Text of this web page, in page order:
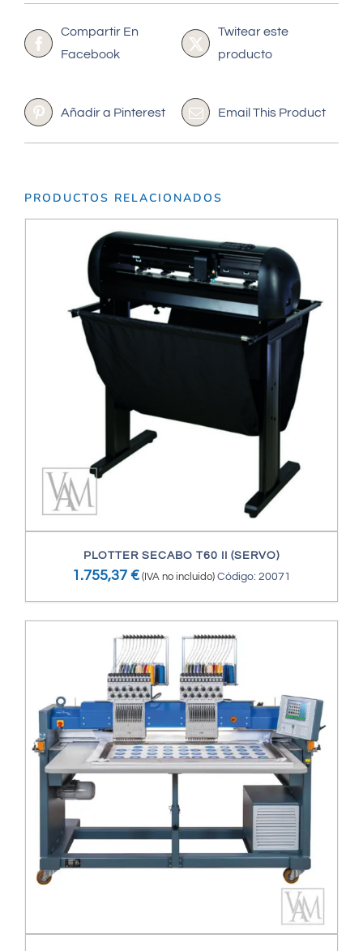
Compartir En
Facebook
Twitear este
producto
Añadir a Pinterest Email This Product
PRODUCTOS RELACIONADOS
PLOTTER SECABO T60 II (SERVO)
1.755,37 € (IVA no incluido) Código: 20071